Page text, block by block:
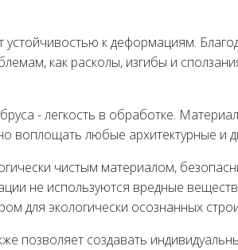
устойчивостью к деформациям.
как расколы, изгибы и
- легкость в обработке.
воплощать любые архитектурные и
чистым материалом,
не используются вредные
для экологически осознанных
позволяет создавать